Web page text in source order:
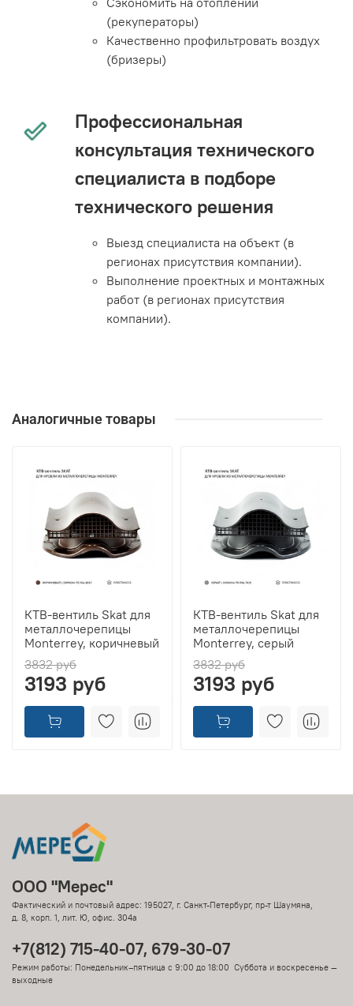
(рекуператоры)
Качественно профильтровать воздух
(бризеры)
Профессиональная
консультация технического
специалиста в подборе
технического решения
Выезд специалиста на объект (в
регионах присутствия компании).
Выполнение проектных и монтажных
работ (в регионах присутствия
компании).
Аналогичные товары
КТВ-вентиль Skat для
металлочерепицы
Monterrey, коричневый
3832 руб
3193 руб
КТВ-вентиль Skat для
металлочерепицы
Monterrey, серый
3832 руб
3193 руб
ООО "Мерес"
Фактический и почтовый адрес: 195027, г. Санкт-Петербург, пр-т Шаумяна,
д. 8, корп. 1, лит. Ю, офис. 304а
+7(812) 715-40-07, 679-30-07
Режим работы: Понедельник–пятница с 9:00 до 18:00 Суббота и воскресенье —
выходные